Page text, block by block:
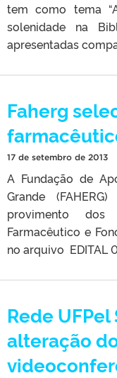
tem como tema
solenidade na
apresentadas
Faherg
17 de setembro de 2013
A Fundação de
Grande
provimento dos
Farmacêutico e
no arquivo EDITAL
Rede
alteração